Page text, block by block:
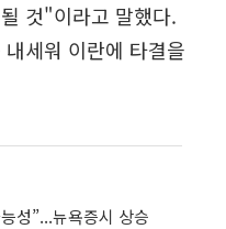
것"이라고 말했다.
세워 이란에 타결을
성”...뉴욕증시 상승